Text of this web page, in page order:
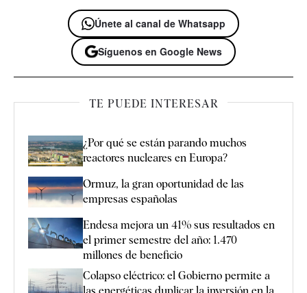
Únete al canal de Whatsapp
Síguenos en Google News
TE PUEDE INTERESAR
¿Por qué se están parando muchos
reactores nucleares en Europa?
Ormuz, la gran oportunidad de las
empresas españolas
Endesa mejora un 41% sus resultados en
el primer semestre del año: 1.470
millones de beneficio
Colapso eléctrico: el Gobierno permite a